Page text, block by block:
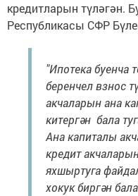
кредитларын түләгән.
Республикасы СФР
"Ипотека буенча
беренчел взнос
акчаларын ана
китергән бала
Ана капиталы
кредит
яхшыртуга
хокук биргән